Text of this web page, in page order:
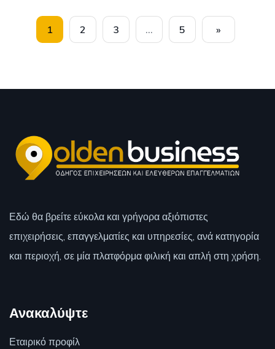
1 2 3 … 5 »
Εδώ θα βρείτε εύκολα και γρήγορα αξιόπιστες
επιχειρήσεις, επαγγελματίες και υπηρεσίες, ανά κατηγορία
και περιοχή, σε μία πλατφόρμα φιλική και απλή στη χρήση.
Ανακαλύψτε
Εταιρικό προφίλ